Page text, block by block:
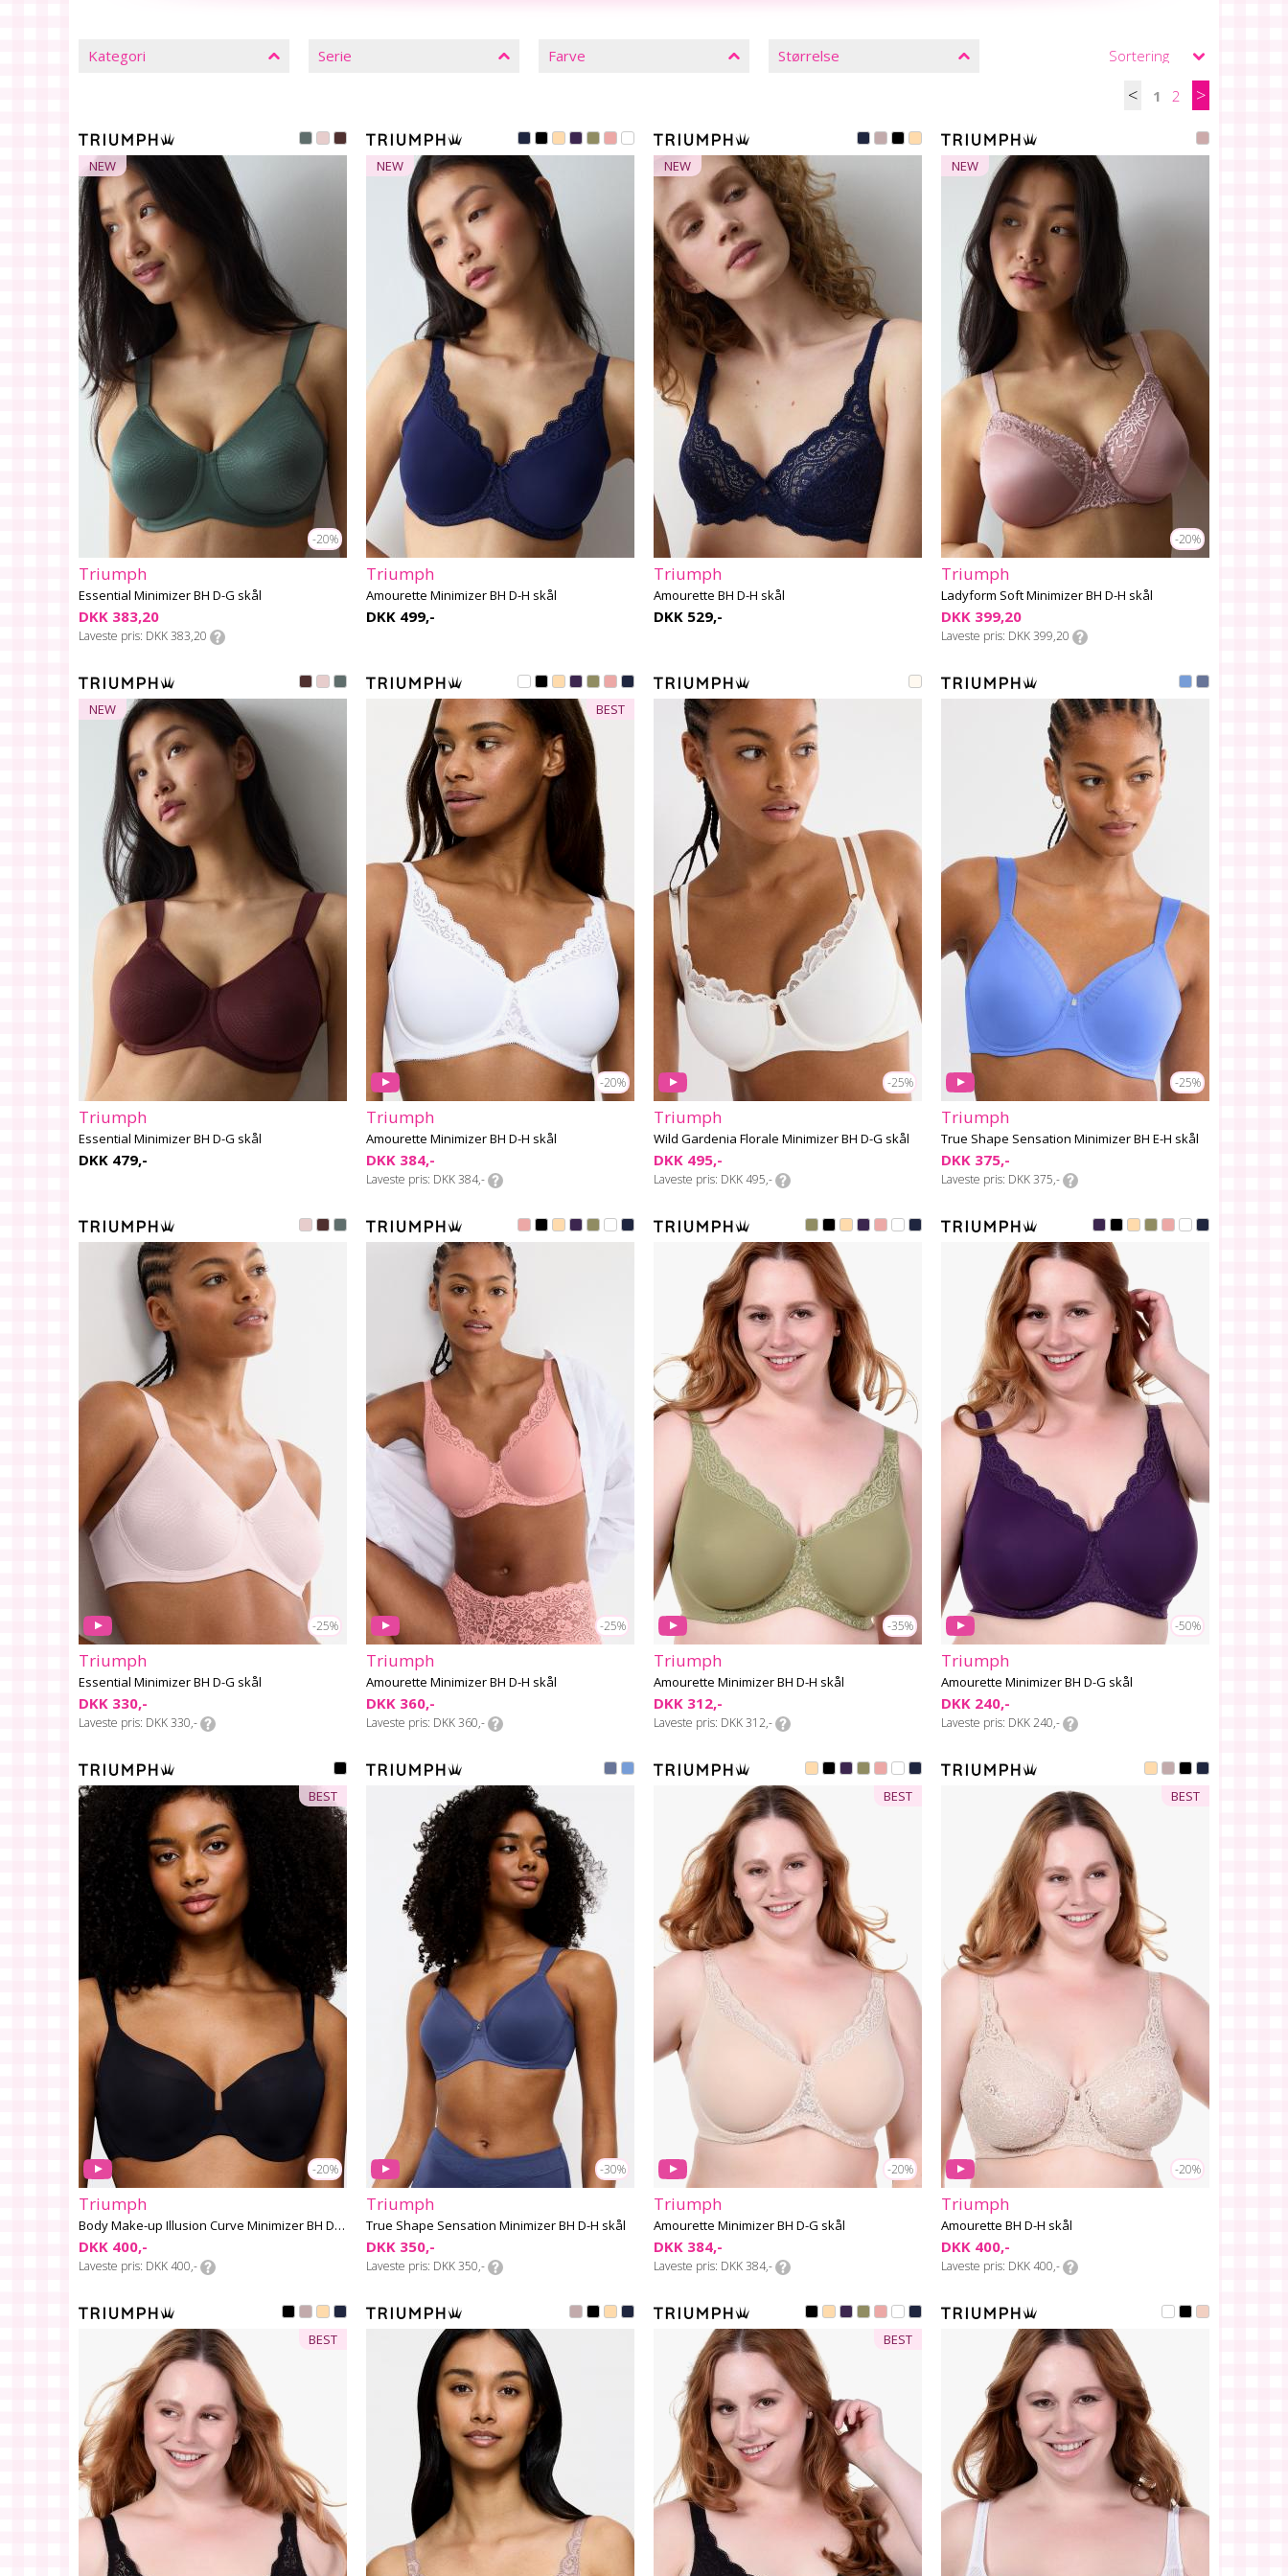
Kategori Serie Farve Størrelse
< 1 2 >
-20%
NEW
Triumph
Essential Minimizer BH D-G skål
DKK 383,20
Laveste pris DKK 383,20
NEW
Triumph
Amourette Minimizer BH D-H skål
DKK 499,-
NEW
Triumph
Amourette BH D-H skål
DKK 529,-
-20%
NEW
Triumph
Ladyform Soft Minimizer BH D-H skål
DKK 399,20
Laveste pris DKK 399,20
NEW
Triumph
Essential Minimizer BH D-G skål
DKK 479,-
-20%
BEST
Triumph
Amourette Minimizer BH D-H skål
DKK 384,-
Laveste pris DKK 384,-
-25%
Triumph
Wild Gardenia Florale Minimizer BH D-G skål
DKK 495,-
Laveste pris DKK 495,-
-25%
Triumph
True Shape Sensation Minimizer BH E-H skål
DKK 375,-
Laveste pris DKK 375,-
-25%
Triumph
Essential Minimizer BH D-G skål
DKK 330,-
Laveste pris DKK 330,-
-25%
Triumph
Amourette Minimizer BH D-H skål
DKK 360,-
Laveste pris DKK 360,-
-35%
Triumph
Amourette Minimizer BH D-H skål
DKK 312,-
Laveste pris DKK 312,-
-50%
Triumph
Amourette Minimizer BH D-G skål
DKK 240,-
Laveste pris DKK 240,-
-20%
BEST
Triumph
Body Make-up Illusion Curve Minimizer BH D-G skål
DKK 400,-
Laveste pris DKK 400,-
-30%
Triumph
True Shape Sensation Minimizer BH D-H skål
DKK 350,-
Laveste pris DKK 350,-
-20%
BEST
Triumph
Amourette Minimizer BH D-G skål
DKK 384,-
Laveste pris DKK 384,-
-20%
BEST
Triumph
Amourette BH D-H skål
DKK 400,-
Laveste pris DKK 400,-
BEST BEST